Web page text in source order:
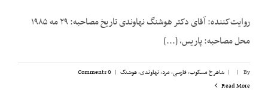
روایت‌کننده: آقای دکتر هوشنگ نهاوندی تاریخ مصاحبه: ۲۹ مه ۱۹۸۵
محل مصاحبه: پاریس، [...]
By
|
| شاهرخ مسکوب,فارسی,مرد,نهاوندی، هوشنگ |
0 Comments
Read More